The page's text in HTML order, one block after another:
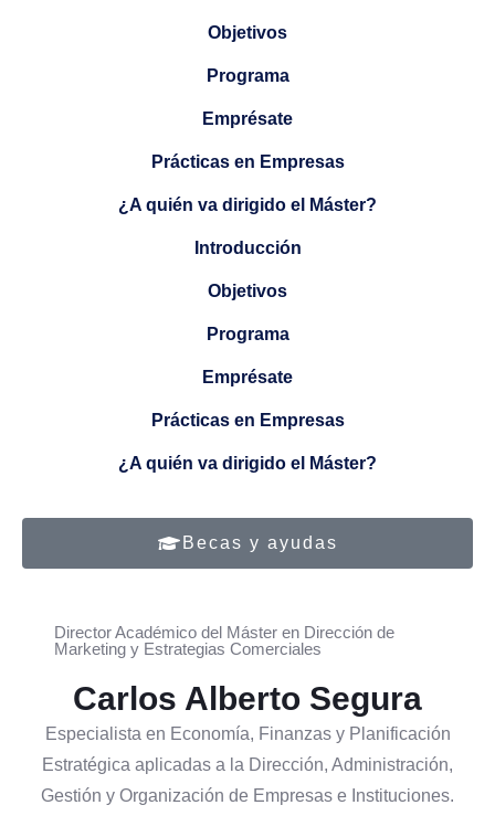
Objetivos
Programa
Emprésate
Prácticas en Empresas
¿A quién va dirigido el Máster?
Introducción
Objetivos
Programa
Emprésate
Prácticas en Empresas
¿A quién va dirigido el Máster?
Becas y ayudas
Director Académico del Máster en Dirección de
Marketing y Estrategias Comerciales
Carlos Alberto Segura
Especialista en Economía, Finanzas y Planificación
Estratégica aplicadas a la Dirección, Administración,
Gestión y Organización de Empresas e Instituciones.